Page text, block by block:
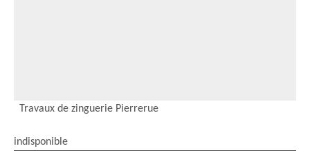
Travaux de zinguerie Pierrerue
indisponible